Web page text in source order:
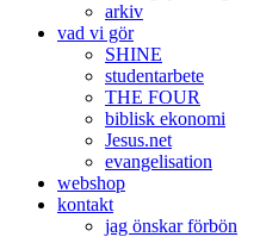
arkiv
vad vi gör
SHINE
studentarbete
THE FOUR
biblisk ekonomi
Jesus.net
evangelisation
webshop
kontakt
jag önskar förbön